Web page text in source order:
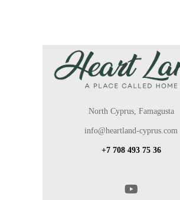
North Cyprus, Famagusta
info@heartland-cyprus.com
+7 708 493 75 36